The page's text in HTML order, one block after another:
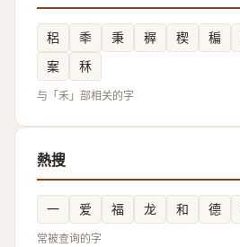
稆 䄹 秉 稺 稧 稨
䅁
秝
与「禾」部相关的字
熱搜
一 爱 福 龙 和 德
常被查询的字